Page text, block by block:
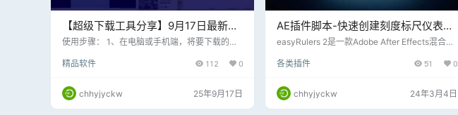
【超级下载工具分享】9月17日最新更
新微信视频号下载利器
使用步骤： 1、在电脑或手机端，将要下载的视
3、然后从 文件助手 里，打开要下载的视频号
有，请在「更多」中查看是否有 wXT112 这种菜
单，点击即可下载 5、正常情况会出现「下载
中」提示，提示消失后即下载成功，默认下载到
精品软件 112 0
chhyjyckw 25年9月17日
AE插件脚本-快速创建刻度标尺仪表盘
HUD酷炫图形动画 easyRulers 2
easyRulers 2是一款Adob​​e After Effects混合工
型的图形测量标尺。它非常适合创建仪表、示波
史时间线、仪表布局、信息图表、音频界面、数
字车辆仪表板的艺术家。 支持Win/Mac系统 AE
2023, 2022, 2021, 2020, CC 2019, CC 2018,
各类插件 51 0
chhyjyckw 24年3月4日